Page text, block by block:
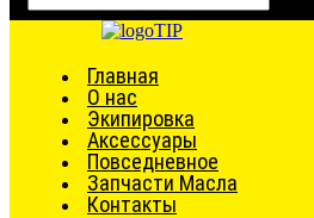
Главная
О нас
Экипировка
Аксессуары
Повседневное
Запчасти Масла
Контакты